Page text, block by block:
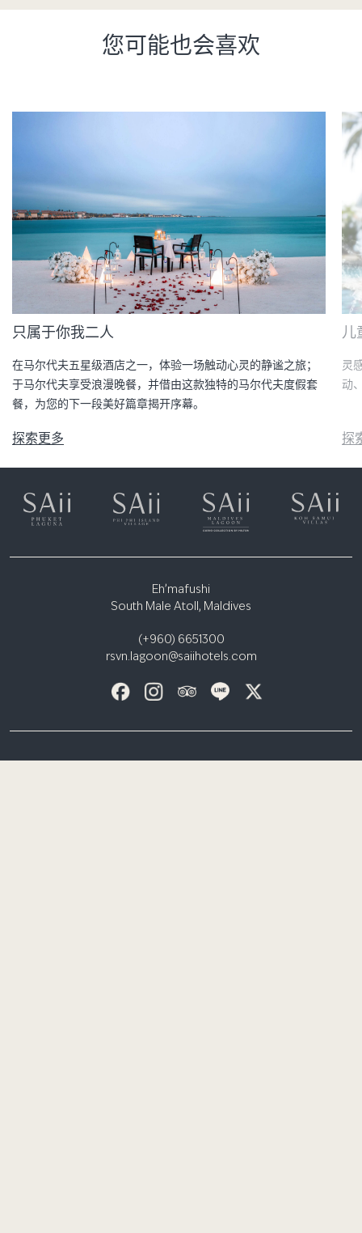
您可能也会喜欢
只属于你我二人
在马尔代夫五星级酒店之一，体验一场触动心灵的静谧之旅；
于马尔代夫享受浪漫晚餐，并借由这款独特的马尔代夫度假套
餐，为您的下一段美好篇章揭开序幕。
探索更多
儿
灵
动
探
Eh’mafushi
South Male Atoll, Maldives
(+960) 6651300
rsvn.lagoon@saiihotels.com